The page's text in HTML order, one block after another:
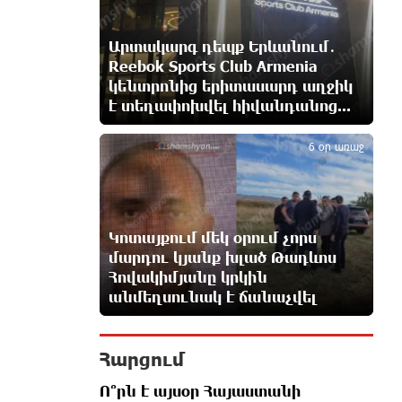
ելնելով․ տեսանյութ
2 ժամ առաջ
Ռեբուսը լուծելու համար, ասեք թե
ինչպե՞ս ՀՀ 29.800 քկմ տարածքը
կրճատվեց. Վարդևանյանը՝
Հովհաննիսյանին
2 ժամ առաջ
Ֆասթ Բանկը Սևան Ստարտափ
Սամմիթին ներկայացրել է իր
պրոդուկտներն ու քարտային
առաջարկները
2 ժամ առաջ
համախմբի
արտախորհրդարանական բոլոր
Արտակարգ դեպք Երևանում․
Reebok Sports Club Armenia
կենտրոնից երիտասարդ աղջիկ
է տեղափոխվել հիվանդանոց...
Կոտայքում մեկ օրում չորս
մարդու կյանք խլած Թադևոս
Հովակիմյանը կրկին
անմեղսունակ է ճանաչվել
6 օր առաջ
5
Հարցում
Ո՞րն է այսօր Հայաստանի